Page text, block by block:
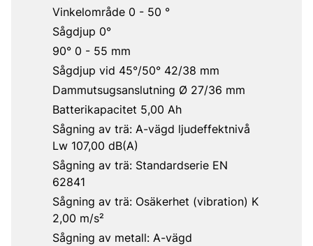
Vinkelområde 0 - 50 °
Sågdjup 0°
90° 0 - 55 mm
Sågdjup vid 45°/50° 42/38 mm
Dammutsugsanslutning Ø 27/36 mm
Batterikapacitet 5,00 Ah
Sågning av trä: A-vägd ljudeffektnivå
Lw 107,00 dB(A)
Sågning av trä: Standardserie EN
62841
Sågning av trä: Osäkerhet (vibration) K
2,00 m/s²
Sågning av metall: A-vägd